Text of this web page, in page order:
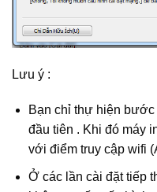
Lưu ý :
Bạn chỉ thự hiện
đầu tiên . Khi đó máy
với điểm truy cập wifi
Ở các lần cài đặt tiếp